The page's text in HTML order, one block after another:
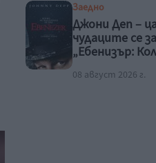
Заедно
Джони Деп –
чудаците се
„Ебенизър:
08 август 2026 г.